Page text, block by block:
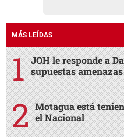
MÁS LEÍDAS
JOH le responde a
supuestas
Motagua está
el Nacional